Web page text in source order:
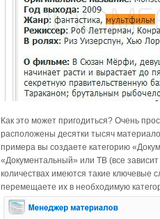
Как это может пригодиться? Очень
расположены десятки тысяч
примера вы создаете категорию
«Документальный» или ТВ (все зависит
количествах имеются такие ключевые
перемещаете их в необходимую